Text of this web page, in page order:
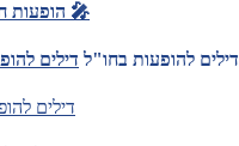
הופעות חיות בחו"ל 🎤
דילים להופעות בחו"ל דילים
דילים